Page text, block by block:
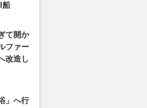
船
て開か
ファー
改造し
」へ行